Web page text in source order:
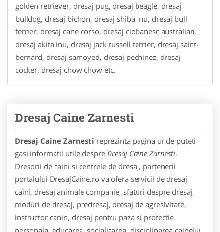
golden retriever, dresaj pug, dresaj beagle, dresaj
bulldog, dresaj bichon, dresaj shiba inu, dresaj bull
terrier, dresaj cane corso, dresaj ciobanesc australian,
dresaj akita inu, dresaj jack russell terrier, dresaj saint-
bernard, dresaj samoyed, dresaj pechinez, dresaj
cocker, dresaj chow chow etc.
Dresaj Caine Zarnesti
Dresaj Caine Zarnesti reprezinta pagina unde puteti
gasi informatii utile despre Dresaj Caine Zarnesti.
Dresorii de caini si centrele de dresaj, partenerii
portalului DresajCaine.ro va ofera servicii de dresaj
caini, dresaj animale companie, sfaturi despre dresaj,
moduri de dresaj, predresaj, dresaj de agresivitate,
instructor canin, dresaj pentru paza si protectie
personala, educarea, socializarea, disciplinarea cainelui